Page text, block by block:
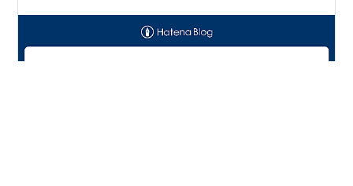
語、ピノキオ、さち福や、サムズ」などで使えま
す！